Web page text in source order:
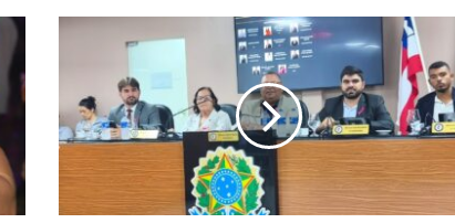
aprova
projetos
específicos
mulheres